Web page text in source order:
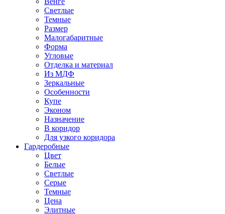
Светлые
Темные
Размер
Малогабаритные
Форма
Угловые
Отделка и материал
Из МДФ
Зеркальные
Особенности
Купе
Эконом
Назначение
В коридор
Для узкого коридора
Гардеробные
Цвет
Белые
Светлые
Серые
Темные
Цена
Элитные